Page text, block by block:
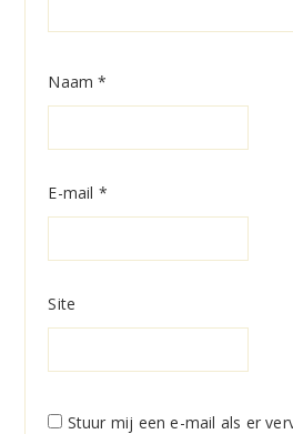
Naam*
E-mail *
Site
Stuur mij een e-mail als er